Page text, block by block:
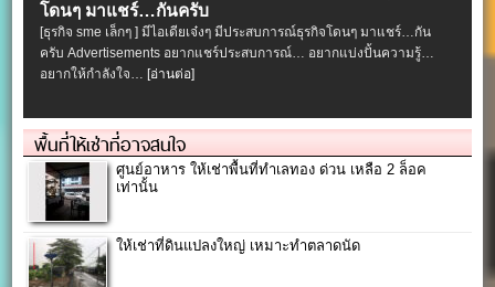
โดนๆ มาแชร์…กันครับ
[ธุรกิจ sme เล็กๆ ] มีไอเดียเจ๋งๆ มีประสบการณ์ธุรกิจโดนๆ มาแชร์…กัน
ครับ Advertisements อยากแชร์ประสบการณ์… อยากแบ่งปั้นความรู้…
อยากให้กำลังใจ… [อ่านต่อ]
พื้นที่ให้เช่าที่อาจสนใจ
ศูนย์อาหาร ให้เช่าพื้นที่ทำเลทอง ด่วน เหลือ 2 ล็อค
เท่านั้น
ให้เช่าที่ดินแปลงใหญ่ เหมาะทำตลาดนัด